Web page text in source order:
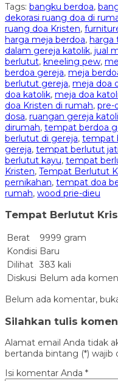
Tags: bangku berdoa,
dekorasi ruang doa di
ruang doa Kristen,
harga meja berdoa, harga
dalam gereja katolik, jual
berlutut, kneeling pew,
berdoa gereja, meja
berlutut gereja, meja doa
doa katolik, meja doa
doa Kristen di rumah, pre-
dosa, ruangan gereja
dirumah, tempat berdoa
berlutut di gereja, tempat
gereja, tempat berlutut jati
berlutut kayu, tempat
Kristen, Tempat Berlutut
pernikahan, tempat doa
rumah, wood prie-dieu
Tempat Berlutut
Berat
9999 gram
Kondisi Baru
Dilihat 383 kali
Diskusi Belum ada
Belum ada komentar,
Silahkan tulis
Alamat email Anda tidak
bertanda bintang (*) wajib
Isi komentar Anda *